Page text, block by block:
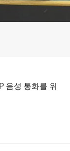
음성 통화를 위